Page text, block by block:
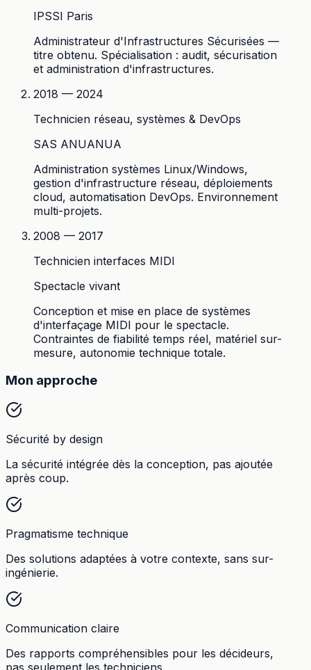
IPSSI Paris
Administrateur d'Infrastructures Sécurisées —
titre obtenu. Spécialisation : audit, sécurisation
et administration d'infrastructures.
2018 — 2024
Technicien réseau, systèmes & DevOps
SAS ANUANUA
Administration systèmes Linux/Windows,
gestion d'infrastructure réseau, déploiements
cloud, automatisation DevOps. Environnement
multi-projets.
2008 — 2017
Technicien interfaces MIDI
Spectacle vivant
Conception et mise en place de systèmes
d'interfaçage MIDI pour le spectacle.
Contraintes de fiabilité temps réel, matériel sur-
mesure, autonomie technique totale.
Mon approche
Sécurité by design
La sécurité intégrée dès la conception, pas ajoutée
après coup.
Pragmatisme technique
Des solutions adaptées à votre contexte, sans sur-
ingénierie.
Communication claire
Des rapports compréhensibles pour les décideurs,